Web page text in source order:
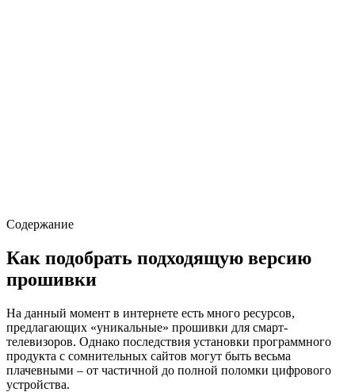
Содержание
Как подобрать подходящую версию
прошивки
На данный момент в интернете есть много ресурсов,
предлагающих «уникальные» прошивки для смарт-
телевизоров. Однако последствия установки программного
продукта с сомнительных сайтов могут быть весьма
плачевными – от частичной до полной поломки цифрового
устройства.